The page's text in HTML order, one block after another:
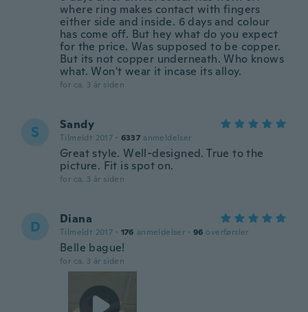
where ring makes contact with fingers
either side and inside. 6 days and colour
has come off. But hey what do you expect
for the price. Was supposed to be copper.
But its not copper underneath. Who knows
what. Won't wear it incase its alloy.
for ca. 3 år siden
S Sandy
Tilmeldt 2017 · 6337 anmeldelser
Great style. Well-designed. True to the
picture. Fit is spot on.
for ca. 3 år siden
D Diana
Tilmeldt 2017 · 176 anmeldelser · 96 overførsler
Belle bague!
for ca. 3 år siden